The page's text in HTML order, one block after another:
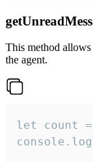
This method allows
the agent.
let count =